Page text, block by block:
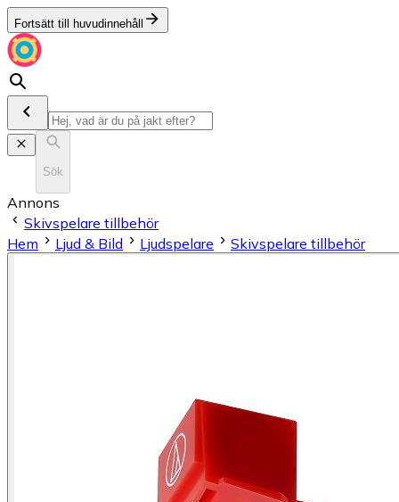
Fortsätt till huvudinnehåll
Sök
Annons
Skivspelare tillbehör
Hem
Ljud & Bild Ljudspelare Skivspelare tillbehör